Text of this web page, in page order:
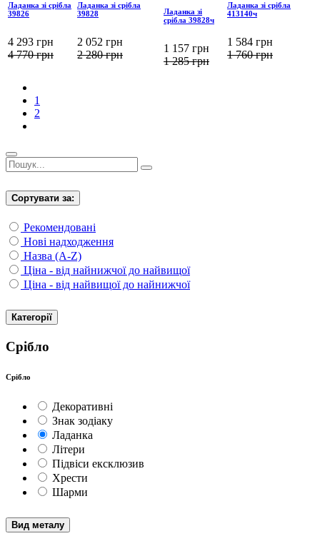
Ладанка зі срібла
39826
4 293 грн
4 770грн
Ладанка зі срібла
39828
2 052 грн
2 280грн
Ладанка зі
срібла 39828ч
1 157 грн
1 285грн
Ладанка зі срібла
413140ч
1 584 грн
1 760грн
1
2
Сортувати за:
Рекомендовані
Нові надходження
Назва (A-Z)
Ціна - від найнижчої до найвищої
Ціна - від найвищої до найнижчої
Категорії
Срібло
Срібло
Декоративні
Знак зодіаку
Ладанка
Літери
Підвіси ексклюзив
Хрести
Шарми
Вид металу